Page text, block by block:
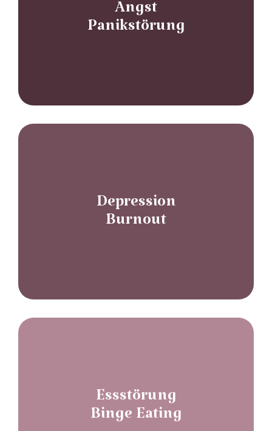
Angst
Panikstörung
Depression
Burnout
Essstörung
Binge Eating